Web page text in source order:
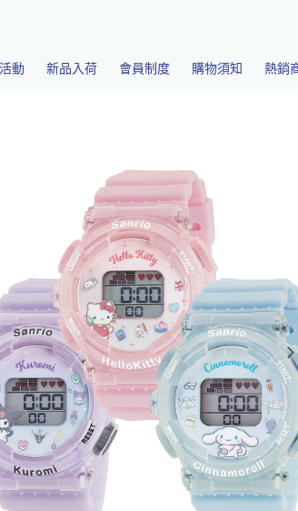
動 新品入荷 會員制度 購物須知 熱銷